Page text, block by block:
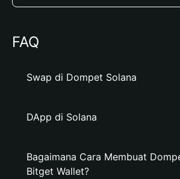
FAQ
Swap di Dompet Solana
DApp di Solana
Bagaimana Cara Membuat
Bitget Wallet?